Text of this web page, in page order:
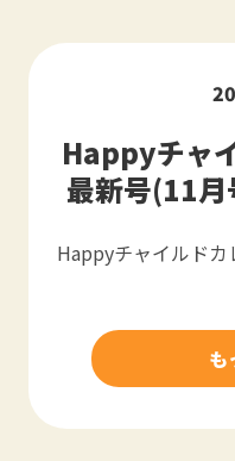
Happyチャ
最新号(11月
Happyチャイルド
も